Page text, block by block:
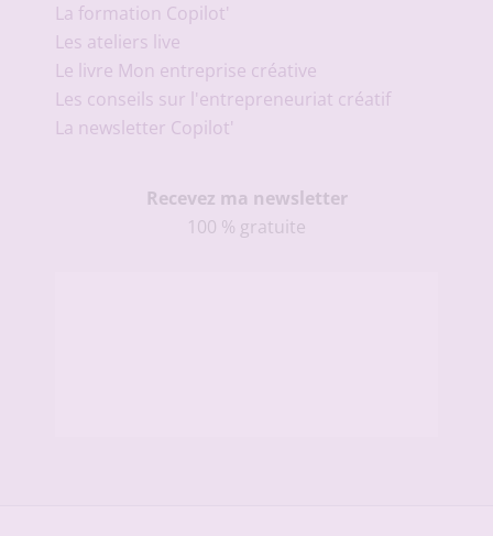
La formation Copilot'
Les ateliers live
Le livre Mon entreprise créative
Les conseils sur l'entrepreneuriat créatif
La newsletter Copilot'
Recevez ma newsletter
100 % gratuite